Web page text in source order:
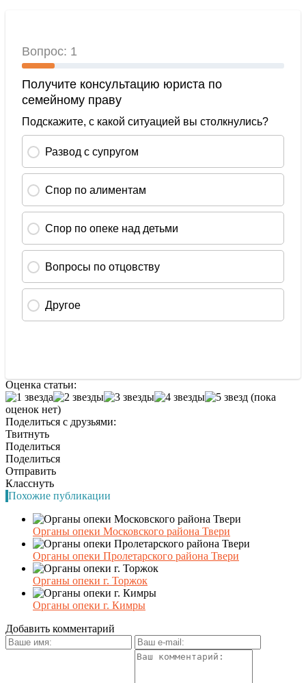
Оценка статьи:
(пока
оценок нет)
Поделиться с друзьями:
Твитнуть
Поделиться
Поделиться
Отправить
Класснуть
Похожие публикации
Органы опеки Московского района Твери
Органы опеки Пролетарского района Твери
Органы опеки г. Торжок
Органы опеки г. Кимры
Добавить комментарий